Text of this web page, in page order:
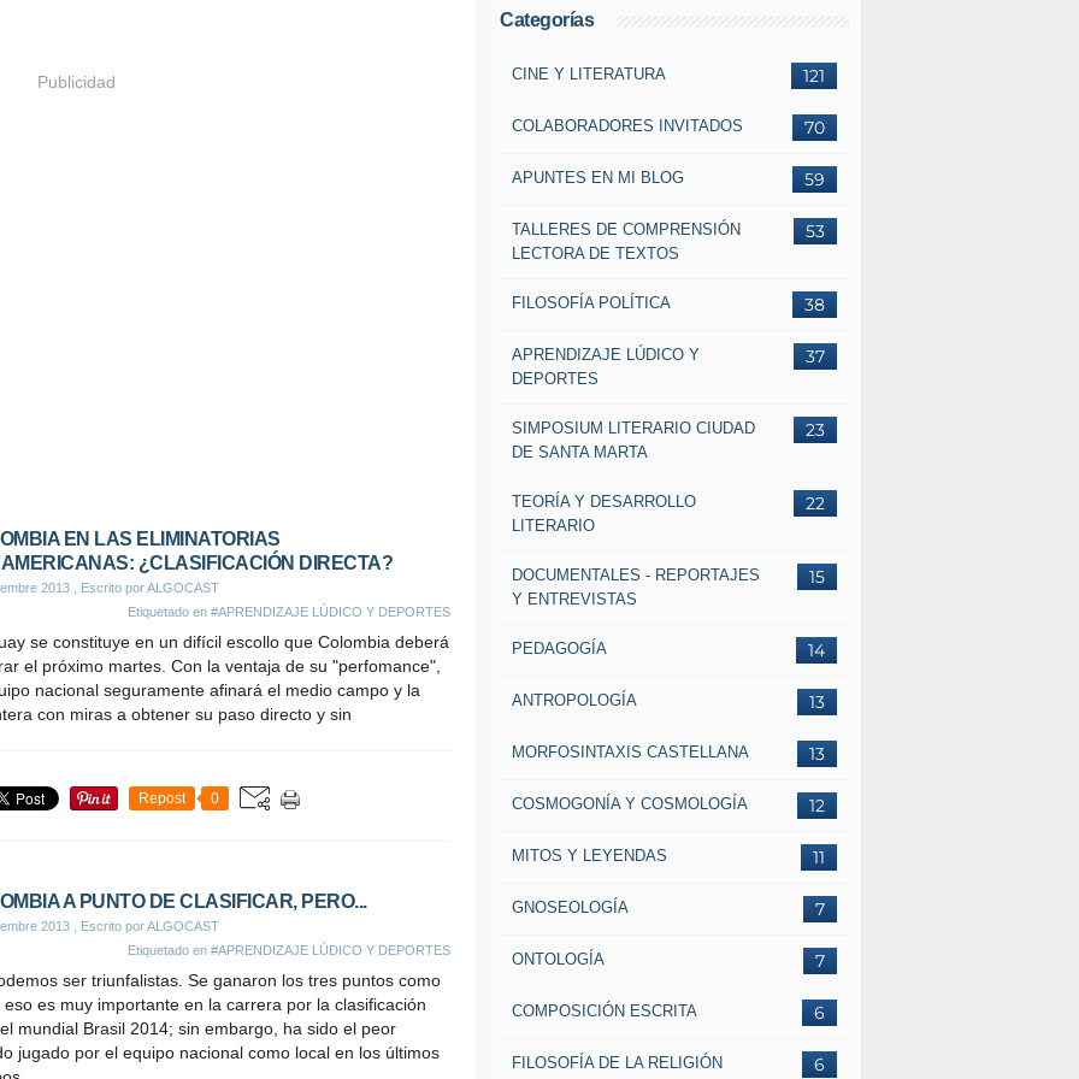
Publicidad
EN LAS ELIMINATORIAS
¿CLASIFICACIÓN DIRECTA?
2013 , Escrito por ALGOCAST
Etiquetado en #APRENDIZAJE LÚDICO Y DEPORTES
se constituye en un difícil escollo que Colombia deberá
el próximo martes. Con la ventaja de su "perfomance",
nacional seguramente afinará el medio campo y la
con miras a obtener su paso directo y sin
Repost 0
A PUNTO DE CLASIFICAR, PERO...
2013 , Escrito por ALGOCAST
Etiquetado en #APRENDIZAJE LÚDICO Y DEPORTES
ser triunfalistas. Se ganaron los tres puntos como
eso es muy importante en la carrera por la clasificación
mundial Brasil 2014; sin embargo, ha sido el peor
jugado por el equipo nacional como local en los últimos
Categorías
121
CINE Y LITERATURA
70
COLABORADORES INVITADOS
59
APUNTES EN MI BLOG
53
TALLERES DE COMPRENSIÓN
LECTORA DE TEXTOS
38
FILOSOFÍA POLÍTICA
37
APRENDIZAJE LÚDICO Y
DEPORTES
23
SIMPOSIUM LITERARIO CIUDAD
DE SANTA MARTA
22
TEORÍA Y DESARROLLO
LITERARIO
15
DOCUMENTALES - REPORTAJES
Y ENTREVISTAS
14
PEDAGOGÍA
13
ANTROPOLOGÍA
13
MORFOSINTAXIS CASTELLANA
12
COSMOGONÍA Y COSMOLOGÍA
11
MITOS Y LEYENDAS
7
GNOSEOLOGÍA
7
ONTOLOGÍA
6
COMPOSICIÓN ESCRITA
6
FILOSOFÍA DE LA RELIGIÓN